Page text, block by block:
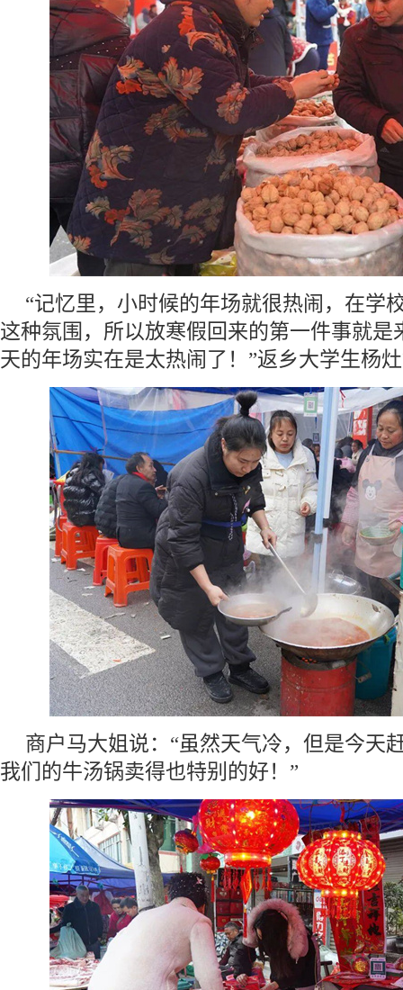
“记忆里，小时候的年场就很热闹，在学
这种氛围，所以放寒假回来的第一件事就是
天的年场实在是太热闹了！”返乡大学生
商户马大姐说：“虽然天气冷，但是今天
我们的牛汤锅卖得也特别的好！”